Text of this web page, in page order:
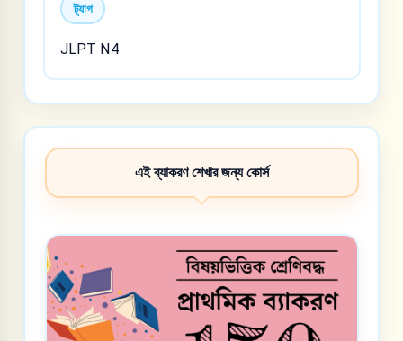
ট্যাগ
JLPT N4
এই ব্যাকরণ শেখার জন্য কোর্স